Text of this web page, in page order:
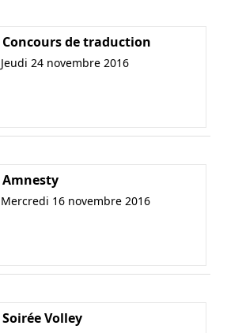
Concours de traduction
Jeudi 24 novembre 2016
Amnesty
Mercredi 16 novembre 2016
Soirée Volley